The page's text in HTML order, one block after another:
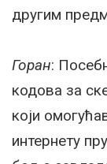
другим
Горан:
кодова за
који
интернету